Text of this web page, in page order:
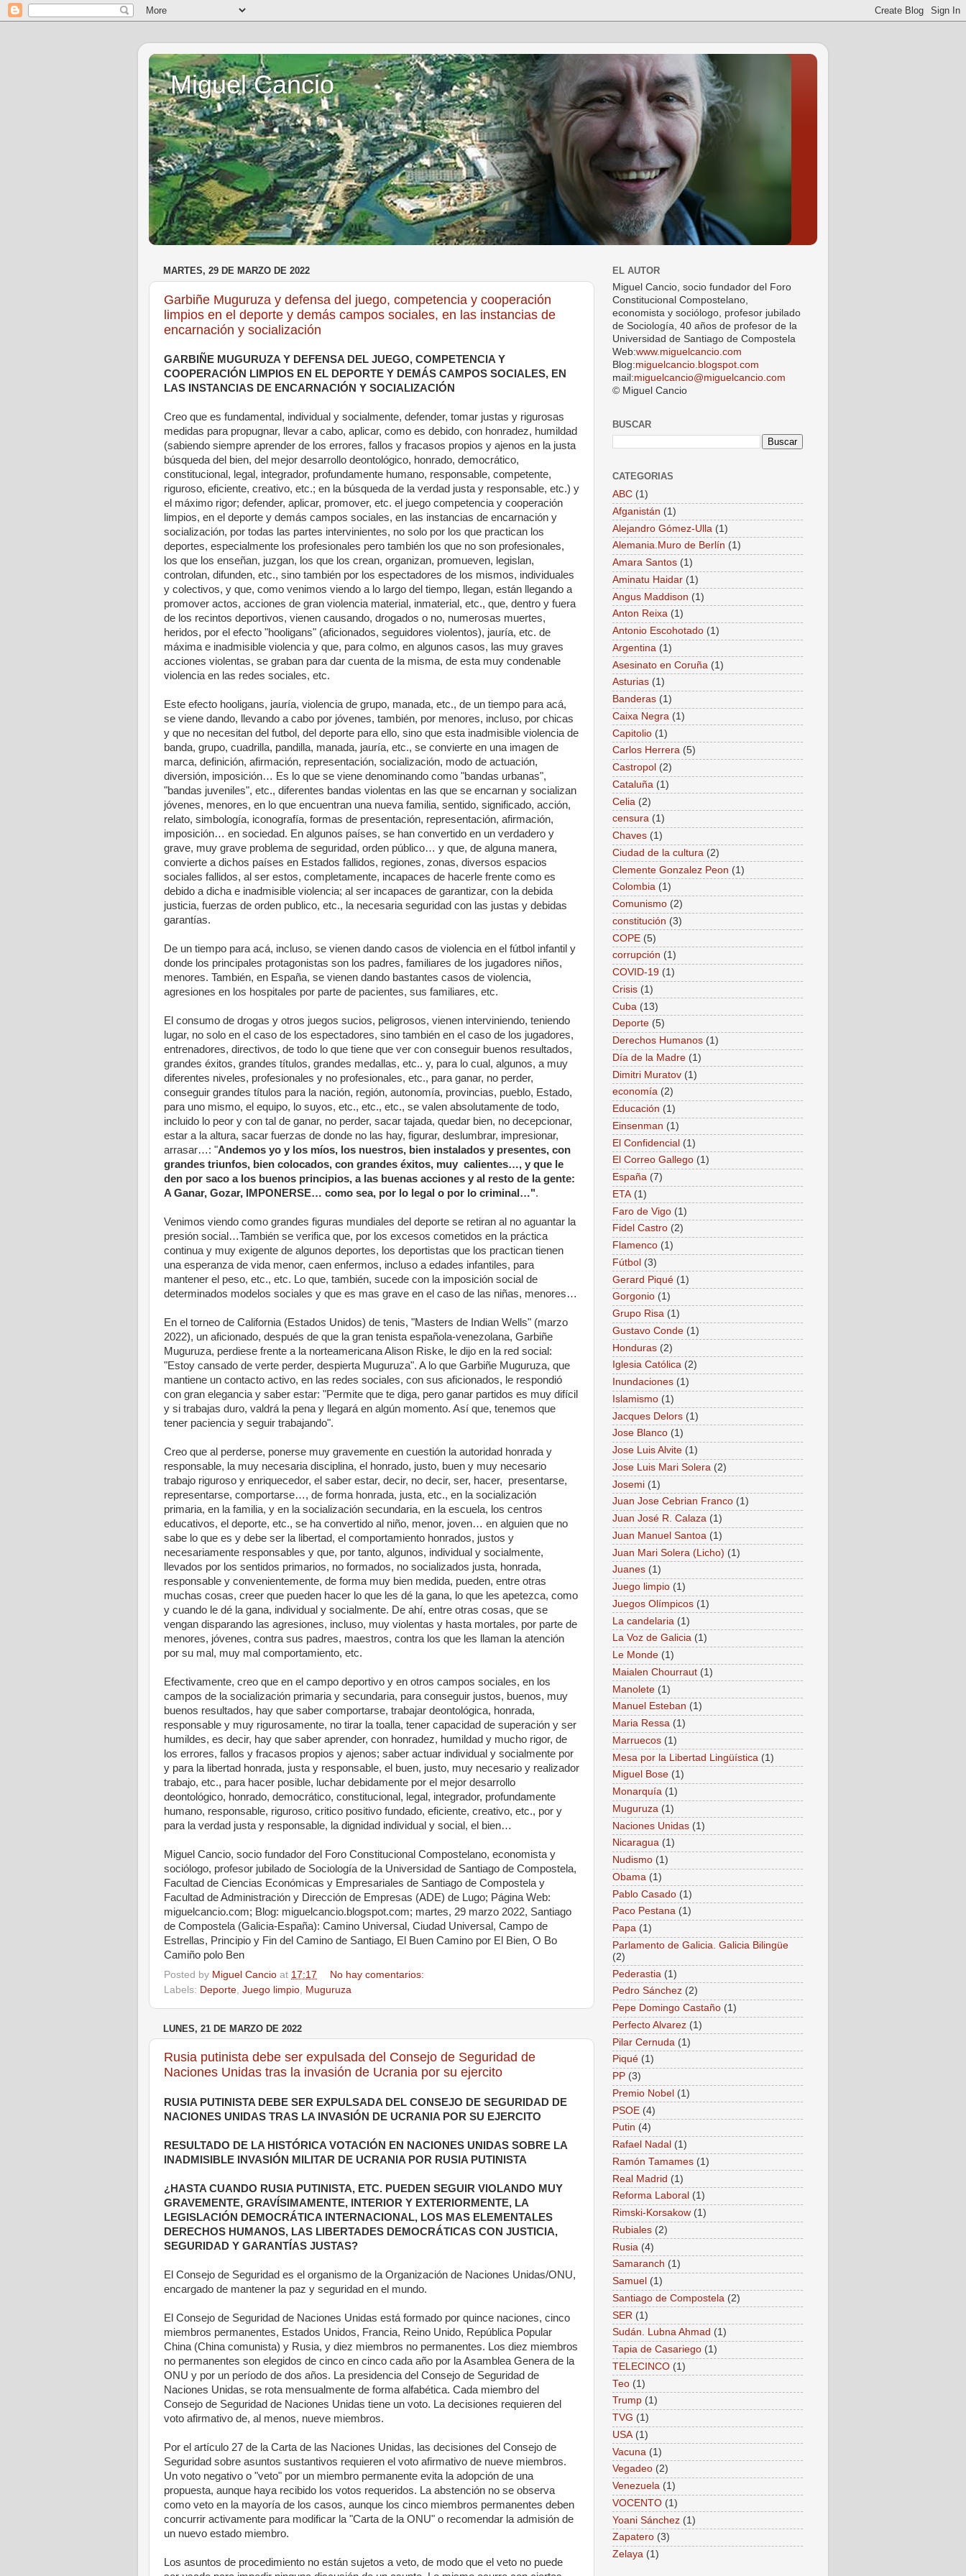
Miguel Cancio
MARTES, 29 DE MARZO DE 2022
Garbiñe Muguruza y defensa del juego, competencia y cooperación
limpios en el deporte y demás campos sociales, en las instancias de
encarnación y socialización
GARBIÑE MUGURUZA Y DEFENSA DEL JUEGO, COMPETENCIA Y
COOPERACIÓN LIMPIOS EN EL DEPORTE Y DEMÁS CAMPOS SOCIALES, EN
LAS INSTANCIAS DE ENCARNACIÓN Y SOCIALIZACIÓN
Creo que es fundamental, individual y socialmente, defender, tomar justas y rigurosas
medidas para propugnar, llevar a cabo, aplicar, como es debido, con honradez, humildad
(sabiendo siempre aprender de los errores, fallos y fracasos propios y ajenos en la justa
búsqueda del bien, del mejor desarrollo deontológico, honrado, democrático,
constitucional, legal, integrador, profundamente humano, responsable, competente,
riguroso, eficiente, creativo, etc.; en la búsqueda de la verdad justa y responsable, etc.) y
el máximo rigor; defender, aplicar, promover, etc. el juego competencia y cooperación
limpios, en el deporte y demás campos sociales, en las instancias de encarnación y
socialización, por todas las partes intervinientes, no solo por los que practican los
deportes, especialmente los profesionales pero también los que no son profesionales,
los que los enseñan, juzgan, los que los crean, organizan, promueven, legislan,
controlan, difunden, etc., sino también por los espectadores de los mismos, individuales
y colectivos, y que, como venimos viendo a lo largo del tiempo, llegan, están llegando a
promover actos, acciones de gran violencia material, inmaterial, etc., que, dentro y fuera
de los recintos deportivos, vienen causando, drogados o no, numerosas muertes,
heridos, por el efecto "hooligans" (aficionados, seguidores violentos), jauría, etc. de
máxima e inadmisible violencia y que, para colmo, en algunos casos, las muy graves
acciones violentas, se graban para dar cuenta de la misma, de esta muy condenable
violencia en las redes sociales, etc.
Este efecto hooligans, jauría, violencia de grupo, manada, etc., de un tiempo para acá,
se viene dando, llevando a cabo por jóvenes, también, por menores, incluso, por chicas
y que no necesitan del futbol, del deporte para ello, sino que esta inadmisible violencia de
banda, grupo, cuadrilla, pandilla, manada, jauría, etc., se convierte en una imagen de
marca, definición, afirmación, representación, socialización, modo de actuación,
diversión, imposición… Es lo que se viene denominando como "bandas urbanas",
"bandas juveniles", etc., diferentes bandas violentas en las que se encarnan y socializan
jóvenes, menores, en lo que encuentran una nueva familia, sentido, significado, acción,
relato, simbología, iconografía, formas de presentación, representación, afirmación,
imposición… en sociedad. En algunos países, se han convertido en un verdadero y
grave, muy grave problema de seguridad, orden público… y que, de alguna manera,
convierte a dichos países en Estados fallidos, regiones, zonas, diversos espacios
sociales fallidos, al ser estos, completamente, incapaces de hacerle frente como es
debido a dicha e inadmisible violencia; al ser incapaces de garantizar, con la debida
justicia, fuerzas de orden publico, etc., la necesaria seguridad con las justas y debidas
garantías.
De un tiempo para acá, incluso, se vienen dando casos de violencia en el fútbol infantil y
donde los principales protagonistas son los padres, familiares de los jugadores niños,
menores. También, en España, se vienen dando bastantes casos de violencia,
agresiones en los hospitales por parte de pacientes, sus familiares, etc.
El consumo de drogas y otros juegos sucios, peligrosos, vienen interviniendo, teniendo
lugar, no solo en el caso de los espectadores, sino también en el caso de los jugadores,
entrenadores, directivos, de todo lo que tiene que ver con conseguir buenos resultados,
grandes éxitos, grandes títulos, grandes medallas, etc.. y, para lo cual, algunos, a muy
diferentes niveles, profesionales y no profesionales, etc., para ganar, no perder,
conseguir grandes títulos para la nación, región, autonomía, provincias, pueblo, Estado,
para uno mismo, el equipo, lo suyos, etc., etc., etc., se valen absolutamente de todo,
incluido lo peor y con tal de ganar, no perder, sacar tajada, quedar bien, no decepcionar,
estar a la altura, sacar fuerzas de donde no las hay, figurar, deslumbrar, impresionar,
arrasar…: "Andemos yo y los míos, los nuestros, bien instalados y presentes, con
grandes triunfos, bien colocados, con grandes éxitos, muy calientes…, y que le
den por saco a los buenos principios, a las buenas acciones y al resto de la gente:
A Ganar, Gozar, IMPONERSE… como sea, por lo legal o por lo criminal…".
Venimos viendo como grandes figuras mundiales del deporte se retiran al no aguantar la
presión social…También se verifica que, por los excesos cometidos en la práctica
continua y muy exigente de algunos deportes, los deportistas que los practican tienen
una esperanza de vida menor, caen enfermos, incluso a edades infantiles, para
mantener el peso, etc., etc. Lo que, también, sucede con la imposición social de
determinados modelos sociales y que es mas grave en el caso de las niñas, menores…
En el torneo de California (Estados Unidos) de tenis, "Masters de Indian Wells" (marzo
2022), un aficionado, después de que la gran tenista española-venezolana, Garbiñe
Muguruza, perdiese frente a la norteamericana Alison Riske, le dijo en la red social:
"Estoy cansado de verte perder, despierta Muguruza". A lo que Garbiñe Muguruza, que
mantiene un contacto activo, en las redes sociales, con sus aficionados, le respondió
con gran elegancia y saber estar: "Permite que te diga, pero ganar partidos es muy difícil
y si trabajas duro, valdrá la pena y llegará en algún momento. Así que, tenemos que
tener paciencia y seguir trabajando".
Creo que al perderse, ponerse muy gravemente en cuestión la autoridad honrada y
responsable, la muy necesaria disciplina, el honrado, justo, buen y muy necesario
trabajo riguroso y enriquecedor, el saber estar, decir, no decir, ser, hacer, presentarse,
representarse, comportarse…, de forma honrada, justa, etc., en la socialización
primaria, en la familia, y en la socialización secundaria, en la escuela, los centros
educativos, el deporte, etc., se ha convertido al niño, menor, joven… en alguien que no
sabe lo que es y debe ser la libertad, el comportamiento honrados, justos y
necesariamente responsables y que, por tanto, algunos, individual y socialmente,
llevados por los sentidos primarios, no formados, no socializados justa, honrada,
responsable y convenientemente, de forma muy bien medida, pueden, entre otras
muchas cosas, creer que pueden hacer lo que les dé la gana, lo que les apetezca, como
y cuando le dé la gana, individual y socialmente. De ahí, entre otras cosas, que se
vengan disparando las agresiones, incluso, muy violentas y hasta mortales, por parte de
menores, jóvenes, contra sus padres, maestros, contra los que les llaman la atención
por su mal, muy mal comportamiento, etc.
Efectivamente, creo que en el campo deportivo y en otros campos sociales, en los
campos de la socialización primaria y secundaria, para conseguir justos, buenos, muy
buenos resultados, hay que saber comportarse, trabajar deontológica, honrada,
responsable y muy rigurosamente, no tirar la toalla, tener capacidad de superación y ser
humildes, es decir, hay que saber aprender, con honradez, humildad y mucho rigor, de
los errores, fallos y fracasos propios y ajenos; saber actuar individual y socialmente por
y para la libertad honrada, justa y responsable, el buen, justo, muy necesario y realizador
trabajo, etc., para hacer posible, luchar debidamente por el mejor desarrollo
deontológico, honrado, democrático, constitucional, legal, integrador, profundamente
humano, responsable, riguroso, critico positivo fundado, eficiente, creativo, etc., por y
para la verdad justa y responsable, la dignidad individual y social, el bien…
Miguel Cancio, socio fundador del Foro Constitucional Compostelano, economista y
sociólogo, profesor jubilado de Sociología de la Universidad de Santiago de Compostela,
Facultad de Ciencias Económicas y Empresariales de Santiago de Compostela y
Facultad de Administración y Dirección de Empresas (ADE) de Lugo; Página Web:
miguelcancio.com; Blog: miguelcancio.blogspot.com; martes, 29 marzo 2022, Santiago
de Compostela (Galicia-España): Camino Universal, Ciudad Universal, Campo de
Estrellas, Principio y Fin del Camino de Santiago, El Buen Camino por El Bien, O Bo
Camiño polo Ben
Posted by Miguel Cancio at 17:17
No hay comentarios:
Labels: Deporte Juego limpio Muguruza
LUNES, 21 DE MARZO DE 2022
Rusia putinista debe ser expulsada del Consejo de Seguridad de
Naciones Unidas tras la invasión de Ucrania por su ejercito
RUSIA PUTINISTA DEBE SER EXPULSADA DEL CONSEJO DE SEGURIDAD DE
NACIONES UNIDAS TRAS LA INVASIÓN DE UCRANIA POR SU EJERCITO
RESULTADO DE LA HISTÓRICA VOTACIÓN EN NACIONES UNIDAS SOBRE LA
INADMISIBLE INVASIÓN MILITAR DE UCRANIA POR RUSIA PUTINISTA
¿HASTA CUANDO RUSIA PUTINISTA, ETC. PUEDEN SEGUIR VIOLANDO MUY
GRAVEMENTE, GRAVÍSIMAMENTE, INTERIOR Y EXTERIORMENTE, LA
LEGISLACIÓN DEMOCRÁTICA INTERNACIONAL, LOS MAS ELEMENTALES
DERECHOS HUMANOS, LAS LIBERTADES DEMOCRÁTICAS CON JUSTICIA,
SEGURIDAD Y GARANTÍAS JUSTAS?
El Consejo de Seguridad es el organismo de la Organización de Naciones Unidas/ONU,
encargado de mantener la paz y seguridad en el mundo.
El Consejo de Seguridad de Naciones Unidas está formado por quince naciones, cinco
miembros permanentes, Estados Unidos, Francia, Reino Unido, República Popular
China (China comunista) y Rusia, y diez miembros no permanentes. Los diez miembros
no permanentes son elegidos de cinco en cinco cada año por la Asamblea Genera de la
ONU y por un período de dos años. La presidencia del Consejo de Seguridad de
Naciones Unidas, se rota mensualmente de forma alfabética. Cada miembro del
Consejo de Seguridad de Naciones Unidas tiene un voto. La decisiones requieren del
voto afirmativo de, al menos, nueve miembros.
Por el artículo 27 de la Carta de las Naciones Unidas, las decisiones del Consejo de
Seguridad sobre asuntos sustantivos requieren el voto afirmativo de nueve miembros.
Un voto negativo o "veto" por un miembro permanente evita la adopción de una
propuesta, aunque haya recibido los votos requeridos. La abstención no se observa
como veto en la mayoría de los casos, aunque los cinco miembros permanentes deben
concurrir activamente para modificar la "Carta de la ONU" o recomendar la admisión de
un nuevo estado miembro.
Los asuntos de procedimiento no están sujetos a veto, de modo que el veto no puede
EL AUTOR
Miguel Cancio, socio fundador del Foro
Constitucional Compostelano,
economista y sociólogo, profesor jubilado
de Sociología, 40 años de profesor de la
Universidad de Santiago de Compostela
Web:www.miguelcancio.com
Blog:miguelcancio.blogspot.com
mail:miguelcancio@miguelcancio.com
© Miguel Cancio
BUSCAR
CATEGORIAS
ABC (1)
Afganistán (1)
Alejandro Gómez-Ulla (1)
Alemania.Muro de Berlín (1)
Amara Santos (1)
Aminatu Haidar (1)
Angus Maddison (1)
Anton Reixa (1)
Antonio Escohotado (1)
Argentina (1)
Asesinato en Coruña (1)
Asturias (1)
Banderas (1)
Caixa Negra (1)
Capitolio (1)
Carlos Herrera (5)
Castropol (2)
Cataluña (1)
Celia (2)
censura (1)
Chaves (1)
Ciudad de la cultura (2)
Clemente Gonzalez Peon (1)
Colombia (1)
Comunismo (2)
constitución (3)
COPE (5)
corrupción (1)
COVID-19 (1)
Crisis (1)
Cuba (13)
Deporte (5)
Derechos Humanos (1)
Día de la Madre (1)
Dimitri Muratov (1)
economía (2)
Educación (1)
Einsenman (1)
El Confidencial (1)
El Correo Gallego (1)
España (7)
ETA (1)
Faro de Vigo (1)
Fidel Castro (2)
Flamenco (1)
Fútbol (3)
Gerard Piqué (1)
Gorgonio (1)
Grupo Risa (1)
Gustavo Conde (1)
Honduras (2)
Iglesia Católica (2)
Inundaciones (1)
Islamismo (1)
Jacques Delors (1)
Jose Blanco (1)
Jose Luis Alvite (1)
Jose Luis Mari Solera (2)
Josemi (1)
Juan Jose Cebrian Franco (1)
Juan José R. Calaza (1)
Juan Manuel Santoa (1)
Juan Mari Solera (Licho) (1)
Juanes (1)
Juego limpio (1)
Juegos Olímpicos (1)
La candelaria (1)
La Voz de Galicia (1)
Le Monde (1)
Maialen Chourraut (1)
Manolete (1)
Manuel Esteban (1)
Maria Ressa (1)
Marruecos (1)
Mesa por la Libertad Lingüística (1)
Miguel Bose (1)
Monarquía (1)
Muguruza (1)
Naciones Unidas (1)
Nicaragua (1)
Nudismo (1)
Obama (1)
Pablo Casado (1)
Paco Pestana (1)
Papa (1)
Parlamento de Galicia. Galicia Bilingüe
(2)
Pederastia (1)
Pedro Sánchez (2)
Pepe Domingo Castaño (1)
Perfecto Alvarez (1)
Pilar Cernuda (1)
Piqué (1)
PP (3)
Premio Nobel (1)
PSOE (4)
Putin (4)
Rafael Nadal (1)
Ramón Tamames (1)
Real Madrid (1)
Reforma Laboral (1)
Rimski-Korsakow (1)
Rubiales (2)
Rusia (4)
Samaranch (1)
Samuel (1)
Santiago de Compostela (2)
SER (1)
Sudán. Lubna Ahmad (1)
Tapia de Casariego (1)
TELECINCO (1)
Teo (1)
Trump (1)
TVG (1)
USA (1)
Vacuna (1)
Vegadeo (2)
Venezuela (1)
VOCENTO (1)
Yoani Sánchez (1)
Zapatero (3)
Zelaya (1)